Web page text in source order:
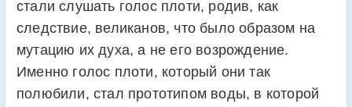
стали слушать голос плоти, родив, как
следствие, великанов, что было образом на
мутацию их духа, а не его возрождение.
Именно голос плоти, который они так
полюбили, стал прототипом воды, в которой